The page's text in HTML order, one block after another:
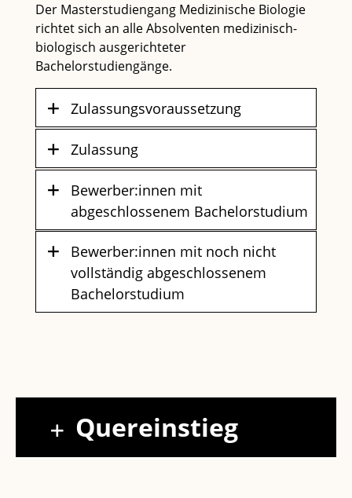
Der Masterstudiengang Medizinische Biologie
richtet sich an alle Absolventen medizinisch-
biologisch ausgerichteter
Bachelorstudiengänge.
Zulassungsvoraussetzung
Zulassung
Bewerber:innen mit
abgeschlossenem Bachelorstudium
Bewerber:innen mit noch nicht
vollständig abgeschlossenem
Bachelorstudium
Quereinstieg